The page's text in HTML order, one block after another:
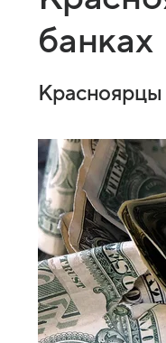
банках
Красноярцы